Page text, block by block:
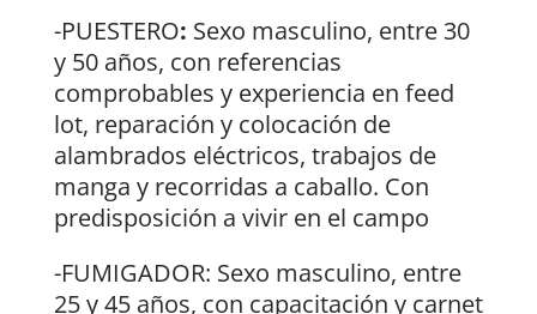
-PUESTERO: Sexo masculino, entre 30
y 50 años, con referencias
comprobables y experiencia en feed
lot, reparación y colocación de
alambrados eléctricos, trabajos de
manga y recorridas a caballo. Con
predisposición a vivir en el campo
-FUMIGADOR: Sexo masculino, entre
25 y 45 años, con capacitación y carnet